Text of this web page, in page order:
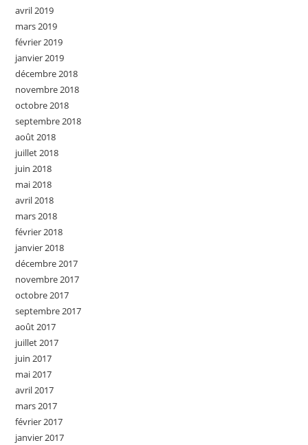
avril 2019
mars 2019
février 2019
janvier 2019
décembre 2018
novembre 2018
octobre 2018
septembre 2018
août 2018
juillet 2018
juin 2018
mai 2018
avril 2018
mars 2018
février 2018
janvier 2018
décembre 2017
novembre 2017
octobre 2017
septembre 2017
août 2017
juillet 2017
juin 2017
mai 2017
avril 2017
mars 2017
février 2017
janvier 2017